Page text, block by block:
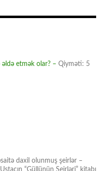
əldə etmək olar? – Qiyməti: 5
daxil olunmuş şeirlər –